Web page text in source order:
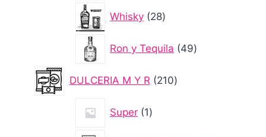
Whisky 28
productos
Ron y Tequila
49
productos
DULCERIA M Y R 210
productos
Super 1
producto